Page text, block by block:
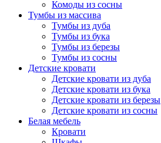
Комоды из сосны
Тумбы из массива
Тумбы из дуба
Тумбы из бука
Тумбы из березы
Тумбы из сосны
Детские кровати
Детские кровати из дуба
Детские кровати из бука
Детские кровати из березы
Детские кровати из сосны
Белая мебель
Кровати